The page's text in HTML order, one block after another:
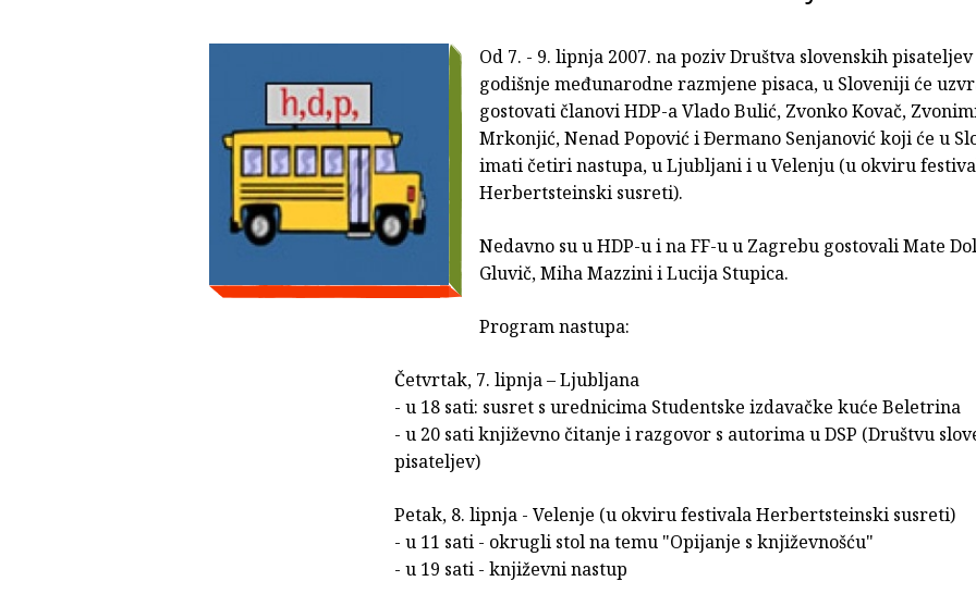
Od 7. - 9. lipnja 2007. na poziv Društva slovenskih
godišnje međunarodne razmjene pisaca, u Sloveniji će
gostovati članovi HDP-a Vlado Bulić, Zvonko Kovač,
Mrkonjić, Nenad Popović i Ðermano Senjanović koji će u
imati četiri nastupa, u Ljubljani i u Velenju (u okviru
Herbertsteinski susreti).
Nedavno su u HDP-u i na FF-u u Zagrebu gostovali Mate
Gluvič, Miha Mazzini i Lucija Stupica.
Program nastupa:
Četvrtak, 7. lipnja – Ljubljana
- u 18 sati: susret s urednicima Studentske izdavačke kuće Beletrina
- u 20 sati književno čitanje i razgovor s autorima u DSP (Društvu
pisateljev)
Petak, 8. lipnja - Velenje (u okviru festivala Herbertsteinski susreti)
- u 11 sati - okrugli stol na temu "Opijanje s književnošću"
- u 19 sati - književni nastup